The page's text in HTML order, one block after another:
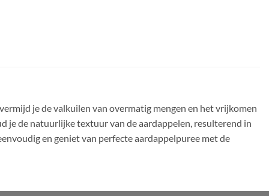
je de valkuilen van overmatig mengen en het vrijkomen
je de natuurlijke textuur van de aardappelen, resulterend in
en geniet van perfecte aardappelpuree met de